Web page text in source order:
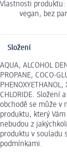
Vlastnosti produktu:
vegan, bez
Složení
AQUA, ALCOHOL
PROPANE, COCO-
CHLORIDE. Složení
obchodě se může v
produktu, který
nebudou z
produktu v souladu
podmínkami.